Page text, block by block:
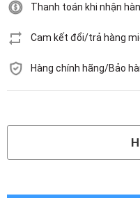
Thanh toán khi nhận
Cam kết đổi/trả hàng
Hàng chính hãng/Bảo